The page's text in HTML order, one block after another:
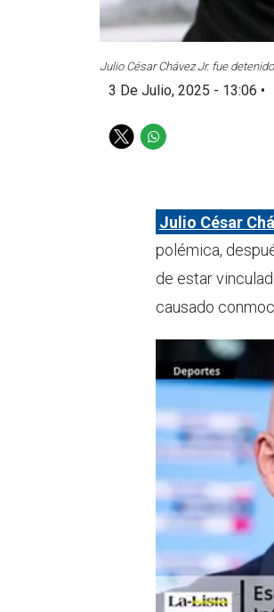
Julio César Chávez Jr. fue
3 De Julio, 2025 - 13:06 •
T
W
a
p
p
Julio César
polémica,
de estar
causado